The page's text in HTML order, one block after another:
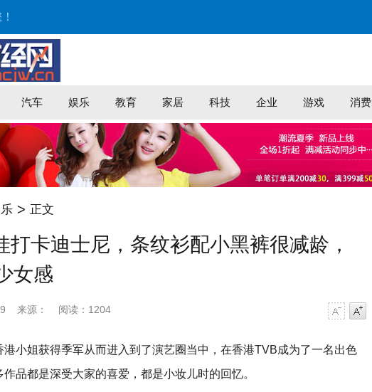
汽车 娱乐 教育 家居 科技 企业 游戏 消费
> 正文
打卡迪士尼，条纹衫配小黑裤很减龄，
女感
来源： 阅读：1204
港小姐获得季军从而进入到了演艺圈当中，在香港TVB成为了一名出色
品都是深受大家的喜爱，都是小妆儿时的回忆。